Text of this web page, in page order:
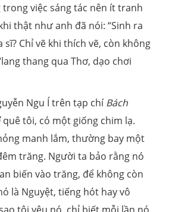
việc sáng tác nên ít tranh
thật như anh đã nói: “Sinh ra
Chỉ vẽ khi thích vẽ, còn không
thang qua Thơ, dạo chơi
Ngu Í trên tạp chíBách
quê tôi, có một giống chim lạ.
manh lắm, thường bay một
trăng. Người ta bảo rằng nó
biến vào trăng, để không còn
là Nguyệt, tiếng hót hay vô
tôi yêu nó, chỉ biết mỗi lần nó